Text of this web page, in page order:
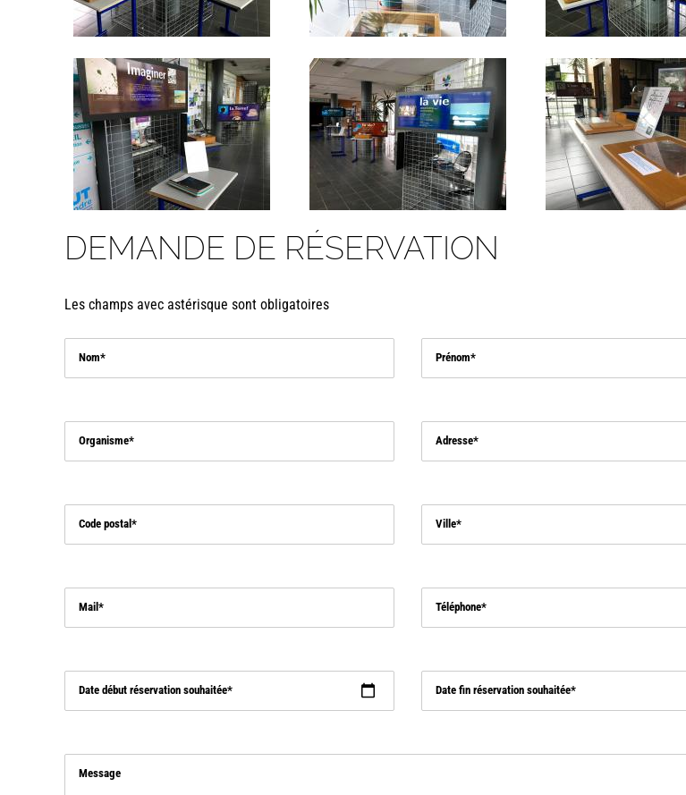
DEMANDE DE RÉSERVATION
Les champs avec astérisque sont obligatoires
Nom Prénom
Organisme Adresse
Code postal Ville
Mail Téléphone
Date début réservation souhaitée Date fin réservation souhaitée
Message